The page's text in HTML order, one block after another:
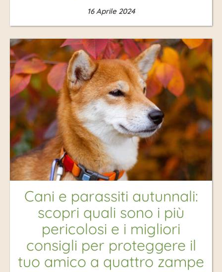
16 Aprile 2024
Cani e parassiti autunnali:
scopri quali sono i più
pericolosi e i migliori
consigli per proteggere il
tuo amico a quattro zampe